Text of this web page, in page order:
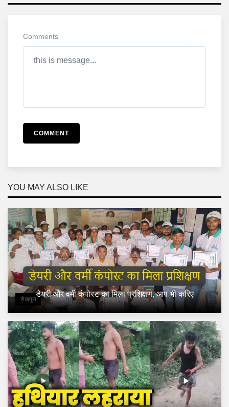
Comments
COMMENT
YOU MAY ALSO LIKE
शेखपुरा
डेयरी और वर्मी कंपोस्ट का मिला प्रशिक्षण, आप भी करिए